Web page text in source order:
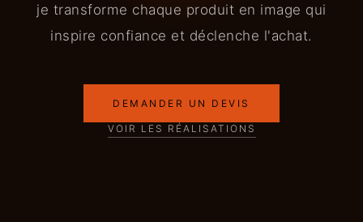
je transforme chaque produit en image qui
inspire confiance et déclenche l'achat.
DEMANDER UN DEVIS
VOIR LES RÉALISATIONS